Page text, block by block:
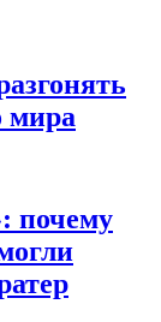
мира
почему